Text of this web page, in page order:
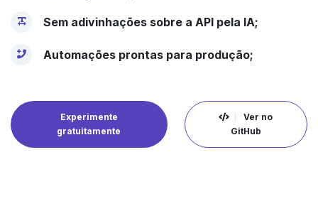
Sem adivinhações sobre a API pela IA;
Automações prontas para produção;
Experimente
gratuitamente
Ver no
GitHub